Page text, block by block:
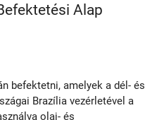
Alap
befektetni, amelyek a dél- és
Brazília vezérletével a
olaj- és